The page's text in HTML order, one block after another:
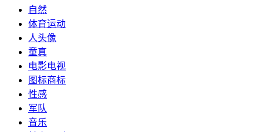
自然
体育运动
人头像
童真
电影电视
图标商标
性感
军队
音乐